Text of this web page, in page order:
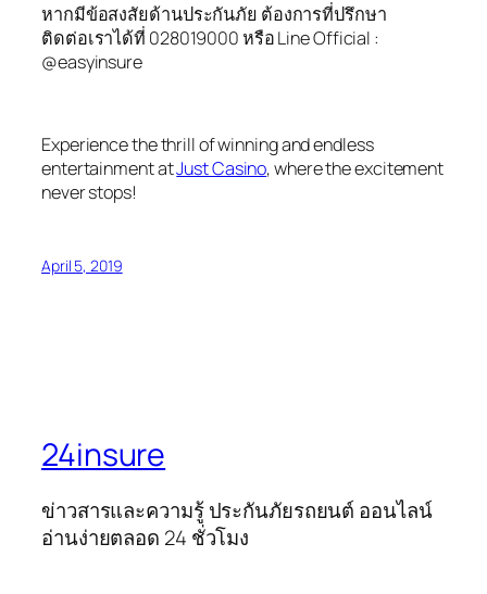
หากมีข้อสงสัยด้านประกันภัย ต้องการที่ปรึกษา
ติดต่อเราได้ที่ 028019000 หรือ Line Official :
@easyinsure
Experience the thrill of winning and endless
entertainment atJust Casino, where the excitement
never stops!
April 5, 2019
24insure
ข่าวสารและความรู้ ประกันภัยรถยนต์ ออนไลน์
อ่านง่ายตลอด 24 ชั่วโมง